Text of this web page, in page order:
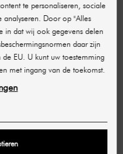
te personaliseren, sociale
analyseren. Door op "Alles
in dat wij ook gegevens delen
daar zijn
EU. U kunt uw toestemming
met ingang van de toekomst.